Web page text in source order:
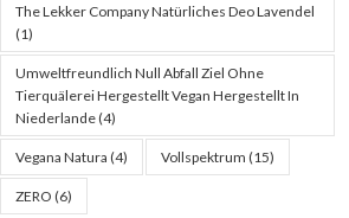
The Lekker Company Natürliches Deo Lavendel
(1)
Umweltfreundlich Null Abfall Ziel Ohne
Tierquälerei Hergestellt Vegan Hergestellt In
Niederlande(4)
Vegana Natura (4) Vollspektrum (15)
ZERO (6)